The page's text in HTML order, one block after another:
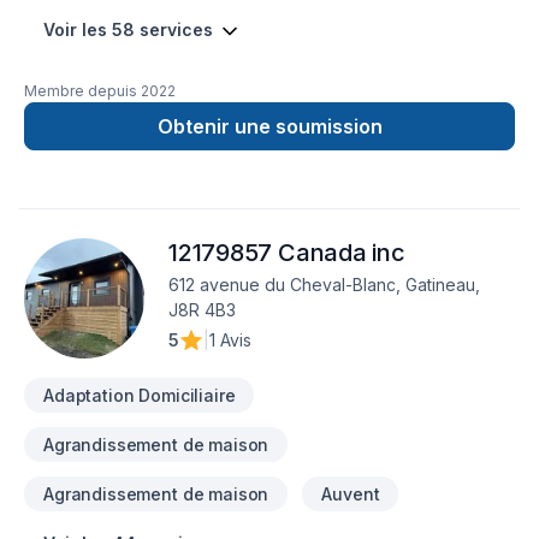
Voir les 58 services
Membre depuis 2022
Obtenir une soumission
12179857 Canada inc
612 avenue du Cheval-Blanc, Gatineau,
J8R 4B3
5
1 Avis
Adaptation Domiciliaire
Agrandissement de maison
Agrandissement de maison Auvent